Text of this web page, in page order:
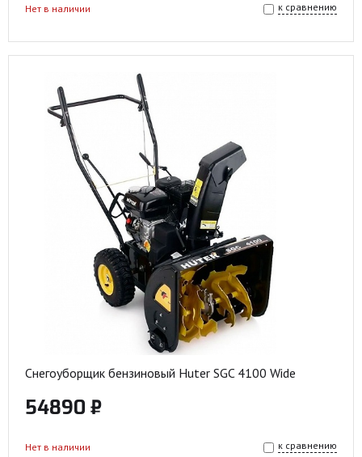
к сравнению
Нет в наличии
Снегоуборщик бензиновый Huter SGC 4100 Wide
54890 ₽
к сравнению
Нет в наличии